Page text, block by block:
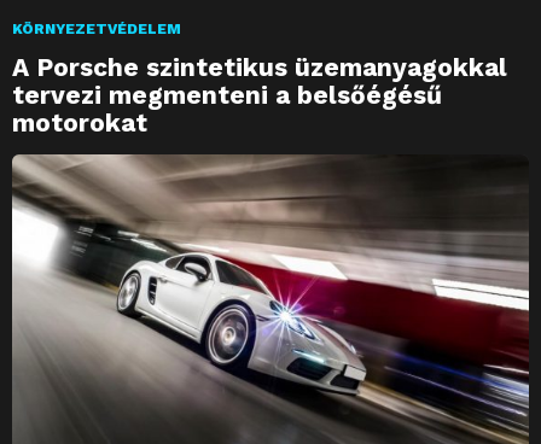
KÖRNYEZETVÉDELEM
A Porsche szintetikus üzemanyagokkal
tervezi megmenteni a belsőégésű
motorokat